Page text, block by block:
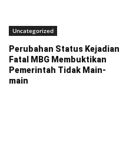
Uncategorized
Perubahan Status Kejadian
Fatal MBG Membuktikan
Pemerintah Tidak Main-
main